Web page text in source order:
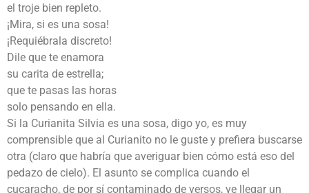
el troje bien repleto.
¡Mira, si es una sosa!
¡Requiébrala discreto!
Dile que te enamora
su carita de estrella;
que te pasas las horas
solo pensando en ella.
Si la Curianita Silvia es una sosa, digo yo, es muy
comprensible que al Curianito no le guste y prefiera buscarse
otra (claro que habría que averiguar bien cómo está eso del
pedazo de cielo). El asunto se complica cuando el
cucaracho, de por sí contaminado de versos, ve llegar un